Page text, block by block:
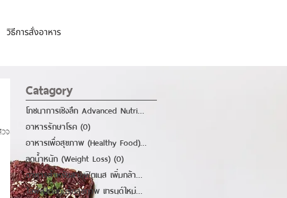
วิธีการสั่งอาหาร
Catagory
โภชนาการเชิงลึก Advanced Nutrition
อาหารรักษาโรค (0)
อาหารเพื่อสุขภาพ (Healthy Food)(0)
ลดน้ำหนัก (Weight Loss) (0)
อาหารสำหรับสายฟิตเนส เพิ่มกล้าม
ไลฟ์สไตล์คนรักสุขภาพ เทรนด์ใหม่ๆ